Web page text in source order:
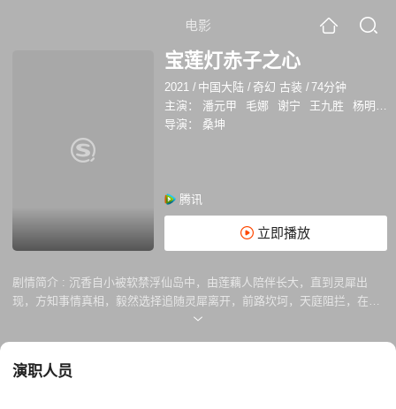
电影
宝莲灯赤子之心
2021 / 中国大陆 / 奇幻 古装 /74分钟
主演：
潘元甲 毛娜 谢宁 王九胜 杨明娜
导演：
桑坤
腾讯
立即播放
剧情简介 : 沉香自小被软禁浮仙岛中，由莲藕人陪伴长大，直到灵犀出
现，方知事情真相，毅然选择追随灵犀离开，前路坎坷，天庭阻拦，在孙
悟空和猪八戒的帮助下，最终集齐念力，召唤宝莲灯，战胜天庭，救得父
演职人员